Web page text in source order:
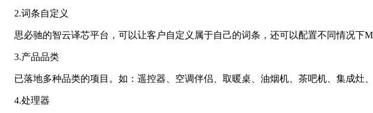
2.词条自定义
思必驰的智云译芯平台，可以让客户自定义属于自己的词条，还可以配置不同情况下
3.产品品类
已落地多种品类的项目。如：遥控器、空调伴侣、取暖桌、油烟机、茶吧机、集成灶
4.处理器